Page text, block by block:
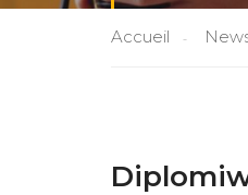
Accueil